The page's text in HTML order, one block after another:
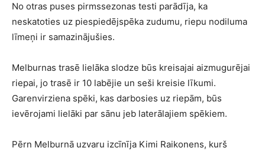
No otras puses pirmssezonas testi parādīja, ka
neskatoties uz piespiedējspēka zudumu, riepu nodiluma
līmeņi ir samazinājušies.
Melburnas trasē lielāka slodze būs kreisajai aizmugurējai
riepai, jo trasē ir 10 labējie un seši kreisie līkumi.
Garenvirziena spēki, kas darbosies uz riepām, būs
ievērojami lielāki par sānu jeb laterālajiem spēkiem.
Pērn Melburnā uzvaru izcīnīja Kimi Raikonens, kurš